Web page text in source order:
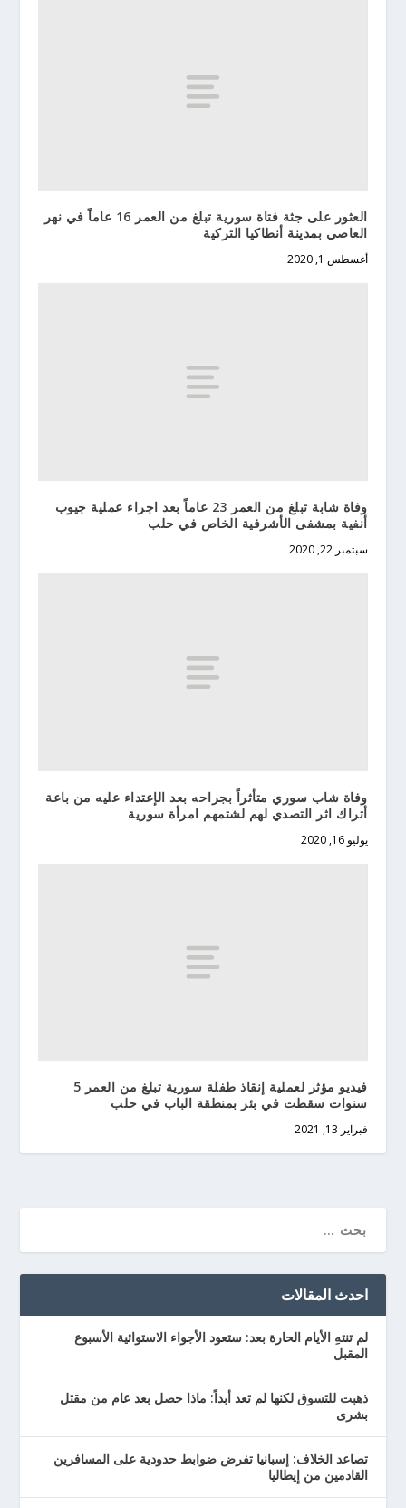
العثور على جثة فتاة سورية تبلغ من العمر 16 عاماً في نهر
العاصي بمدينة أنطاكيا التركية
أغسطس 1, 2020
وفاة شابة تبلغ من العمر 23 عاماً بعد اجراء عملية جيوب
أنفية بمشفى الأشرفية الخاص في حلب
سبتمبر 22, 2020
وفاة شاب سوري متأثراً بجراحه بعد الإعتداء عليه من باعة
أتراك اثر التصدي لهم لشتمهم امرأة سورية
يوليو 16, 2020
فيديو مؤثر لعملية إنقاذ طفلة سورية تبلغ من العمر 5
سنوات سقطت في بئر بمنطقة الباب في حلب
فبراير 13, 2021
احدث المقالات
لم تنتهِ الأيام الحارة بعد: ستعود الأجواء الاستوائية الأسبوع
المقبل
ذهبت للتسوق لكنها لم تعد أبداً: ماذا حصل بعد عام من مقتل
بشرى
تصاعد الخلاف: إسبانيا تفرض ضوابط حدودية على المسافرين
القادمين من إيطاليا